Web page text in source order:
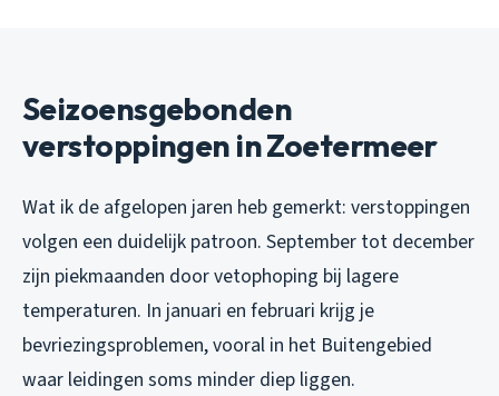
Seizoensgebonden
verstoppingen in Zoetermeer
Wat ik de afgelopen jaren heb gemerkt: verstoppingen
volgen een duidelijk patroon. September tot december
zijn piekmaanden door vetophoping bij lagere
temperaturen. In januari en februari krijg je
bevriezingsproblemen, vooral in het Buitengebied
waar leidingen soms minder diep liggen.